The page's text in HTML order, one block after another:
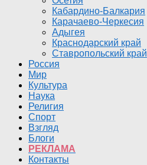
Кабардино-Балкария
Карачаево-Черкесия
Адыгея
Краснодарский край
Ставропольский край
Россия
Мир
Культура
Наука
Религия
Спорт
Взгляд
Блоги
РЕКЛАМА
Контакты